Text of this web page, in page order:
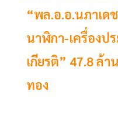
“พล.อ.อ.นภาเด
นาฬิกา-เครื่องป
เกียรติ” 47.8 ล้
ทอง